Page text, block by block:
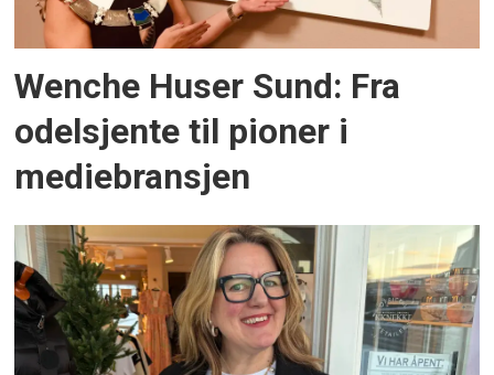
Wenche Huser Sund: Fra
odelsjente til pioner i
mediebransjen